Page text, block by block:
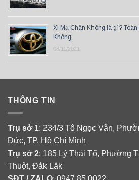
Xi Mạ Chân Không là gì?
Không
08/11/2021
THÔNG TIN
Trụ sở 1: 234/3 Tô Ngọc Vân,
Đức, TP. Hồ Chí Minh
Trụ sở 2: 185 Lý Thái Tổ, Phường
Thuột, Đắk Lắk